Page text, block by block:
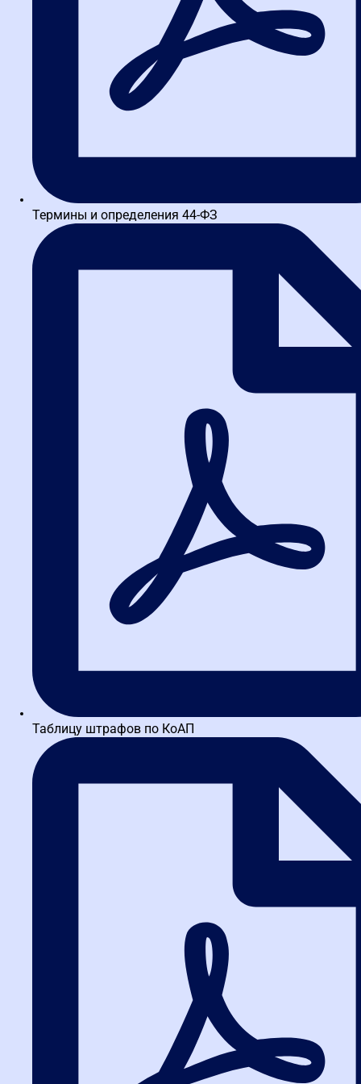
Практическиезанятия в
Не просто изучайте закупки — отрабатывайте реальные
Термины и определения 44-ФЗ
Таблицу штрафов по КоАП